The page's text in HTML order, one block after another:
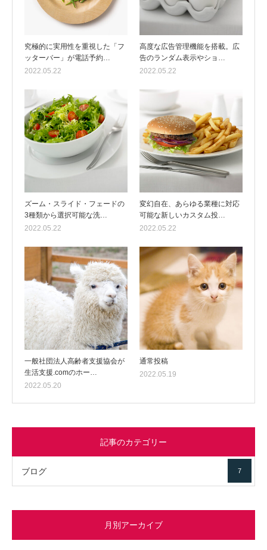
究極的に実用性を重視した「フ
ッターバー」が電話予約…
2022.05.22
高度な広告管理機能を搭載。広
告のランダム表示やショ…
2022.05.22
ズーム・スライド・フェードの
3種類から選択可能な洗…
2022.05.22
変幻自在、あらゆる業種に対応
可能な新しいカスタム投…
2022.05.22
一般社団法人高齢者支援協会が
生活支援.comのホー…
2022.05.20
通常投稿
2022.05.19
記事のカテゴリー
ブログ 7
月別アーカイブ